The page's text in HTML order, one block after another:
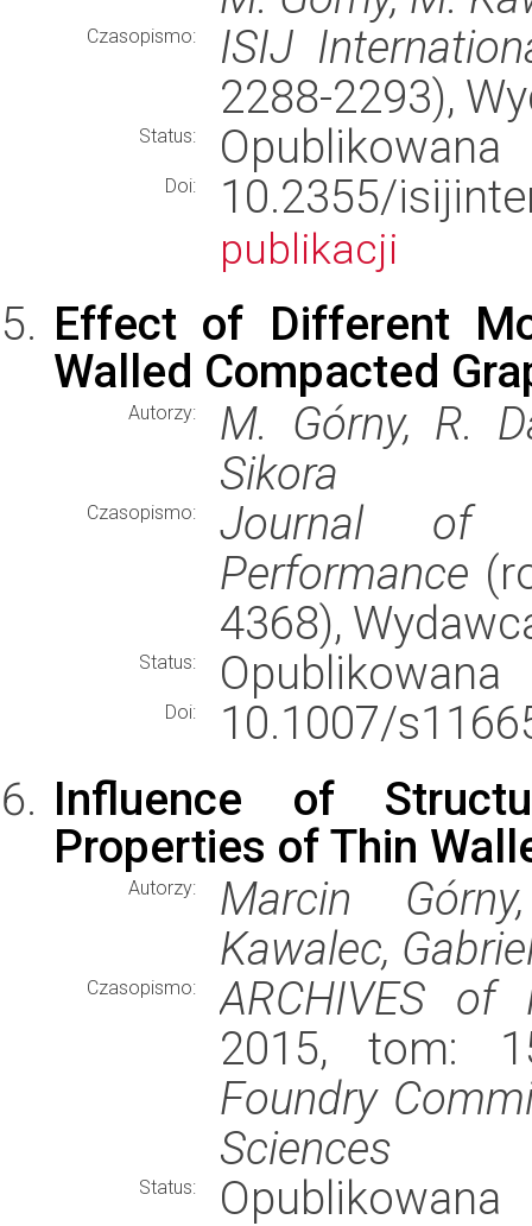
Czasopismo:
ISIJ
2288-2293),
Status: Opublikowana
Doi: 10.2355/
publikacji
Effect of Different
Walled Compacted
Autorzy:
M. Górny, R.
Sikora
Czasopismo:
Journal of
Performance
4368),
Status: Opublikowana
Doi:
10.1007/
Influence of
Properties of Thin
Autorzy:
Marcin
Kawalec,
Czasopismo:
ARCHIVES of
2015, tom:
Foundry
Sciences
Status: Opublikowana